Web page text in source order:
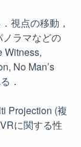
視点の移動，
ラマなどの
Witness,
No Man’s
．
Projection (複
に関する性